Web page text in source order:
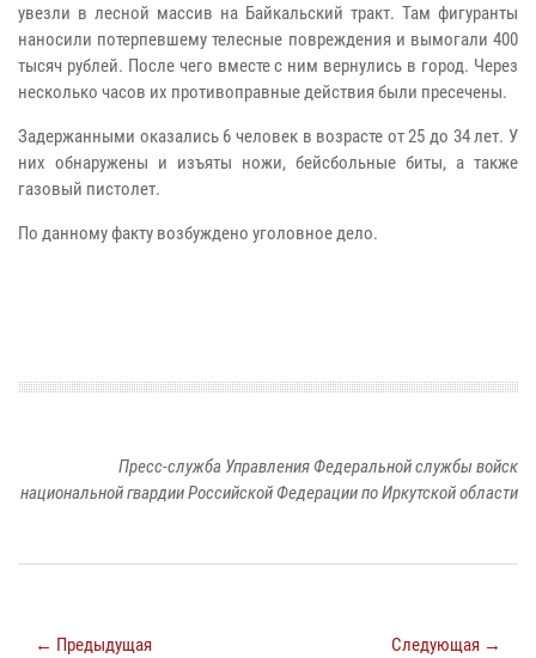
увезли в лесной массив на Байкальский тракт. Там фигуранты
наносили потерпевшему телесные повреждения и вымогали 400
тысяч рублей. После чего вместе с ним вернулись в город. Через
несколько часов их противоправные действия были пресечены.
Задержанными оказались 6 человек в возрасте от 25 до 34 лет. У
них обнаружены и изъяты ножи, бейсбольные биты, а также
газовый пистолет.
По данному факту возбуждено уголовное дело.
Пресс-служба Управления Федеральной службы войск
национальной гвардии Российской Федерации по Иркутской области
← Предыдущая Следующая →